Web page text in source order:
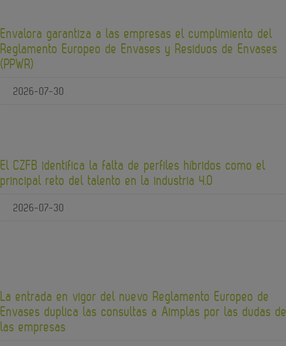
Envalora garantiza a las empresas el cumplimiento del
Reglamento Europeo de Envases y Residuos de Envases
(PPWR)
2026-07-30
El CZFB identifica la falta de perfiles híbridos como el
principal reto del talento en la industria 4.0
2026-07-30
La entrada en vigor del nuevo Reglamento Europeo de
Envases duplica las consultas a Aimplas por las dudas de
las empresas